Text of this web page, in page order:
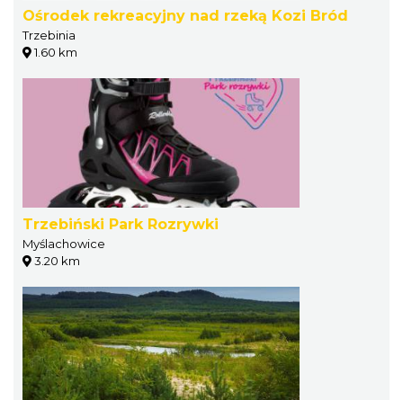
Ośrodek rekreacyjny nad rzeką Kozi Bród
Trzebinia
1.60 km
Trzebiński Park Rozrywki
Myślachowice
3.20 km